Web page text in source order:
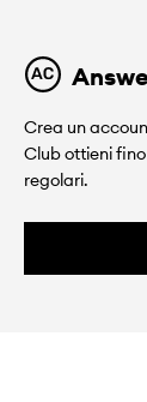
Crea un
Club ottieni
regolari.